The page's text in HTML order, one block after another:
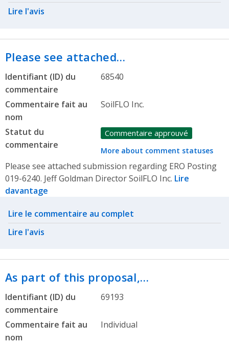
Lire l'avis
Please see attached…
Identifiant (ID) du
commentaire
68540
Commentaire fait au
nom
SoilFLO Inc.
Statut du
commentaire
Commentaire approuvé
More about comment statuses
Please see attached submission regarding ERO Posting
019-6240. Jeff Goldman Director SoilFLO Inc. Lire
davantage
Related actions
Lire le commentaire au complet
Lire l'avis
As part of this proposal,…
Identifiant (ID) du
commentaire
69193
Commentaire fait au
nom
Individual